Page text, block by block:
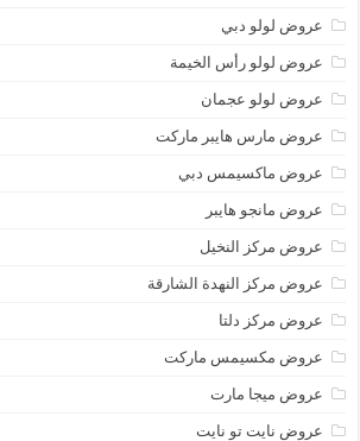
عروض لولو دبي
عروض لولو رأس الخيمة
عروض لولو عجمان
عروض مارس هايبر ماركت
عروض ماكسيمس دبي
عروض مانجو هايبر
عروض مركز النخيل
عروض مركز النهدة الشارقة
عروض مركز دلتا
عروض مكسيمس ماركت
عروض ميجا مارت
عروض نايت تو نايت